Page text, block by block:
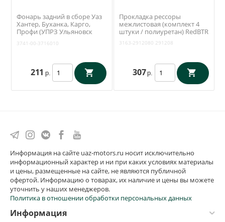
Фонарь задний в сборе Уаз
Хантер, Буханка, Карго,
Профи (УПРЗ Ульяновск
3741-00-3716010
211 р.
Прокладка рессоры
межлистовая (комплект 4
штуки / полиуретан) RedBTR
3163-2912080 291208
307 р.
Информация на сайте uaz-motors.ru носит исключительно
информационный характер и ни при каких условиях материалы
и цены, размещенные на сайте, не являются публичной
офертой. Информацию о товарах, их наличие и цены вы можете
уточнить у наших менеджеров.
Политика в отношении обработки персональных данных
Информация